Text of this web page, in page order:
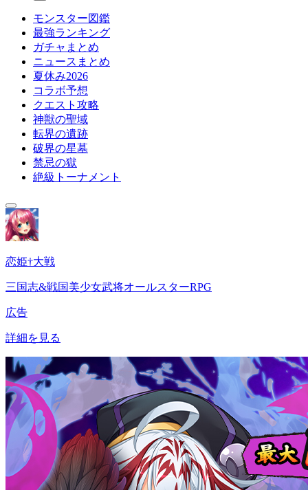
モンスター図鑑
最強ランキング
ガチャまとめ
ニュースまとめ
夏休み2026
コラボ予想
クエスト攻略
神獣の聖域
転界の遺跡
破界の星墓
禁忌の獄
絶級トーナメント
恋姫†大戦
三国志&戦国美少女武将オールスターRPG
広告
詳細を見る